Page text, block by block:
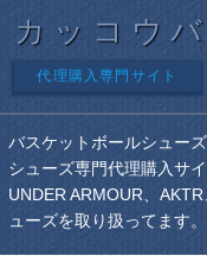
カッコウ
代理購入専門サイト
バスケットボールシュー
シューズ専門代理購入サ
UNDER ARMOUR、
ューズを取り扱ってます。